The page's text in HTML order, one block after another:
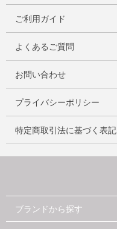
ご利用ガイド
よくあるご質問
お問い合わせ
プライバシーポリシー
特定商取引法に基づく表記
ブランドから探す